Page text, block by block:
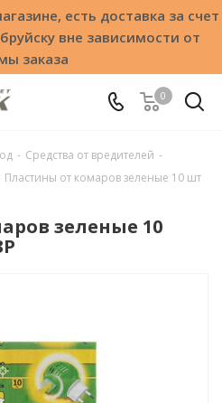
есть доставка за счет
вне зависимости от
заказа
0
- Средства от вредителей -
Пластины от комаров зеленые 10 шт
зеленые 10